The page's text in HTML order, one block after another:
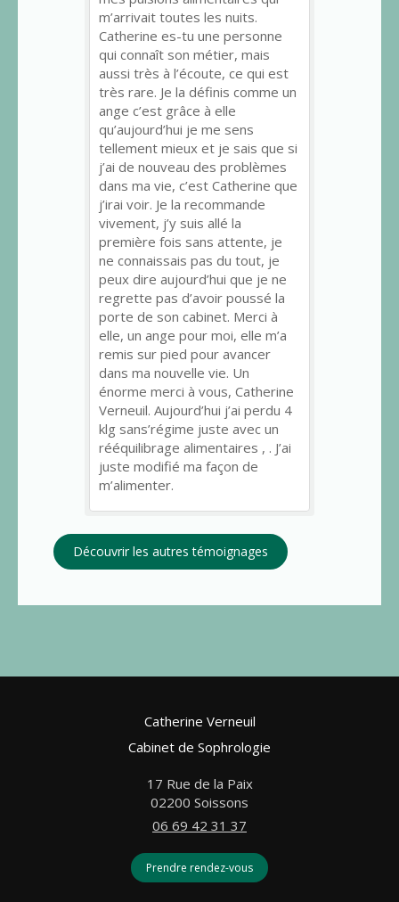
m’arrivait toutes les nuits.
Catherine es-tu une personne
qui connaît son métier, mais
aussi très à l’écoute, ce qui est
très rare. Je la définis comme un
ange c’est grâce à elle
qu’aujourd’hui je me sens
tellement mieux et je sais que si
j’ai de nouveau des problèmes
dans ma vie, c’est Catherine que
j’irai voir. Je la recommande
vivement, j’y suis allé la
première fois sans attente, je
ne connaissais pas du tout, je
peux dire aujourd’hui que je ne
regrette pas d’avoir poussé la
porte de son cabinet. Merci à
elle, un ange pour moi, elle m’a
remis sur pied pour avancer
dans ma nouvelle vie. Un
énorme merci à vous, Catherine
Verneuil. Aujourd’hui j’ai perdu 4
klg sans’régime juste avec un
rééquilibrage alimentaires , . J’ai
juste modifié ma façon de
m’alimenter.
mais aussi très à l’écoute ce qui
est très rare , je la définie
comme un ange c’est grasse à
elle qu’aujourd’hui je me sent
tellement mieux et que j’avance
tellement bien et je sais que si
j’ai de nouveau des problèmes
dans ma vie c’est elle que j’irais
voir , je la recommande
vivement j’y suis allé la 1 ère fois
sans attente je ne connaissais
pas du tout je peu dire
qu’aujourd’hui je ne regrette pas
d’avoir poussé la porte de son
cabinet . Merci à elle a un ange
pour moi elle m’a remise sur
pieds pour avancer dans ma
nouvelle vie . Un énorme merci à
vous Catherine Verneuil .
Découvrir les autres témoignages
Catherine Verneuil
Cabinet de Sophrologie
17 Rue de la Paix
02200 Soissons
06 69 42 31 37
Prendre rendez-vous